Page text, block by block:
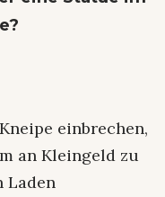
einbrechen,
an Kleingeld zu
Laden